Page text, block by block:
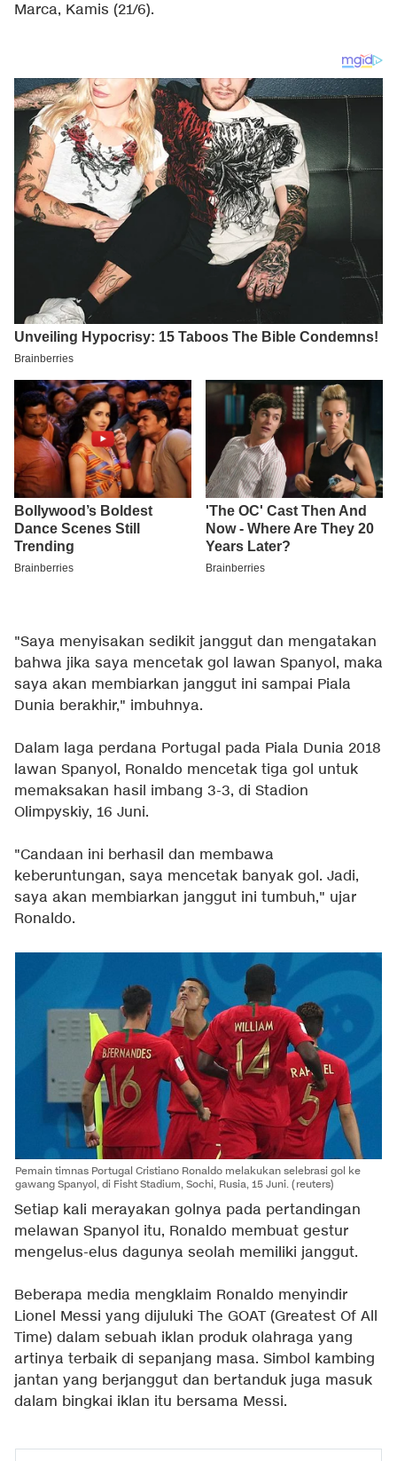
Marca, Kamis (21/6).
"Saya menyisakan sedikit janggut dan mengatakan
bahwa jika saya mencetak gol lawan Spanyol, maka
saya akan membiarkan janggut ini sampai Piala
Dunia berakhir," imbuhnya.
Dalam laga perdana Portugal pada Piala Dunia 2018
lawan Spanyol, Ronaldo mencetak tiga gol untuk
memaksakan hasil imbang 3-3, di Stadion
Olimpyskiy, 16 Juni.
"Candaan ini berhasil dan membawa
keberuntungan, saya mencetak banyak gol. Jadi,
saya akan membiarkan janggut ini tumbuh," ujar
Ronaldo.
Pemain timnas Portugal Cristiano Ronaldo melakukan selebrasi gol ke
gawang Spanyol, di Fisht Stadium, Sochi, Rusia, 15 Juni. (reuters)
Setiap kali merayakan golnya pada pertandingan
melawan Spanyol itu, Ronaldo membuat gestur
mengelus-elus dagunya seolah memiliki janggut.
Beberapa media mengklaim Ronaldo menyindir
Lionel Messi yang dijuluki The GOAT (Greatest Of All
Time) dalam sebuah iklan produk olahraga yang
artinya terbaik di sepanjang masa. Simbol kambing
jantan yang berjanggut dan bertanduk juga masuk
dalam bingkai iklan itu bersama Messi.